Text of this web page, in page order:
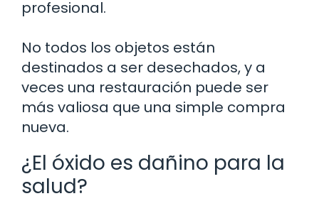
profesional.
No todos los objetos están
destinados a ser desechados, y a
veces una restauración puede ser
más valiosa que una simple compra
nueva.
¿El óxido es dañino para la
salud?